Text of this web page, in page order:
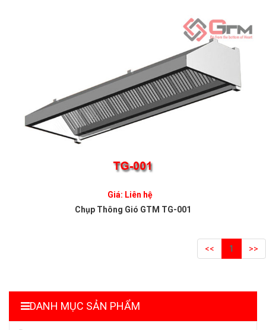
Giá: Liên hệ
Chụp Thông Gió GTM TG-001
<< 1 >>
DANH MỤC SẢN PHẨM